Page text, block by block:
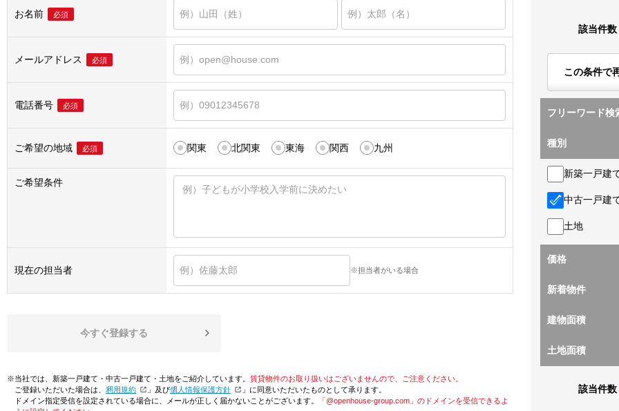
お名前 必須
メールアドレス 必須
電話番号 必須
ご希望の地域 必須 関東 北関東 東海 関西 九州
ご希望条件
現在の担当者 ※担当者がいる場合
今すぐ登録する
※当社では、新築一戸建て・中古一戸建て・土地をご紹介しています。 賃貸物件のお取り扱いはございませんので、ご注意ください。
ご登録いただいた場合は、「利用規約 」及び「個人情報保護方針
」に同意いただいたものとして承ります。
ドメイン指定受信を設定されている場合に、メールが正しく届かないことがございます。
「@openhouse-group.com」のドメインを受信できるよ
該当件数
この条件で
フリーワード検
種別
新築一戸建
中古一戸建
土地
価格
新着物件
建物面積
土地面積
該当件数